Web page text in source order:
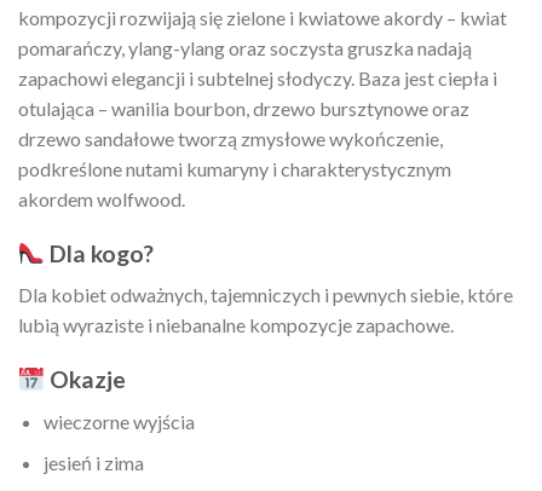
kompozycji rozwijają się zielone i kwiatowe akordy – kwiat
pomarańczy, ylang-ylang oraz soczysta gruszka nadają
zapachowi elegancji i subtelnej słodyczy. Baza jest ciepła i
otulająca – wanilia bourbon, drzewo bursztynowe oraz
drzewo sandałowe tworzą zmysłowe wykończenie,
podkreślone nutami kumaryny i charakterystycznym
akordem wolfwood.
Dla kogo?
Dla kobiet odważnych, tajemniczych i pewnych siebie, które
lubią wyraziste i niebanalne kompozycje zapachowe.
Okazje
wieczorne wyjścia
jesień i zima